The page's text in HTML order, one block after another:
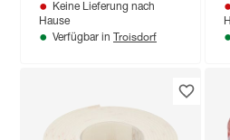
Keine Lieferung nach
Hause
Verfügbar in Troisdorf